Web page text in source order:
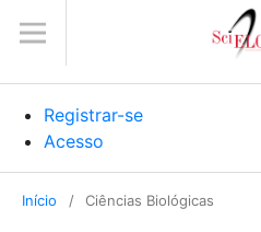
Registrar-se
Acesso
Início / Ciências Biológicas